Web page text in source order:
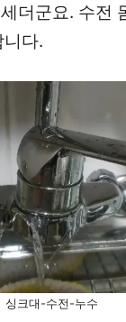
더군요. 수전
다.
싱크대-수전-누수